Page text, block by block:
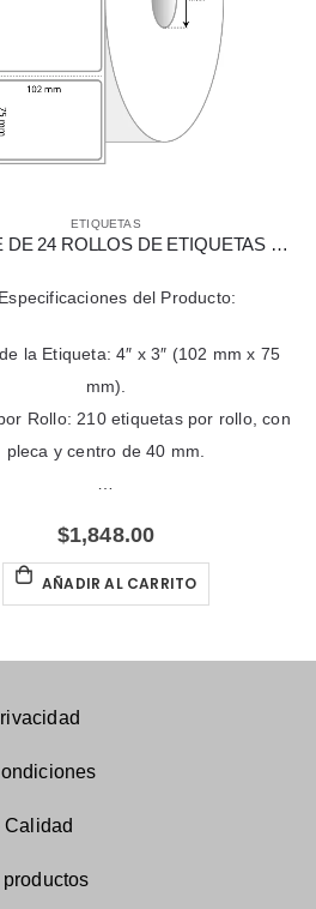
ETIQUETAS
PAQUETE DE 24 ROLLOS DE ETIQUETAS TÉRMICAS 4″ X 3″ PARA IMPRESORAS PORTÁTILES
del Producto:
la Etiqueta: 4″ x 3″ (102 mm x 75
mm).
Rollo: 210 etiquetas por rollo, con
pleca y centro de 40 mm.
$1,848.00
AÑADIR AL CARRITO
Calidad